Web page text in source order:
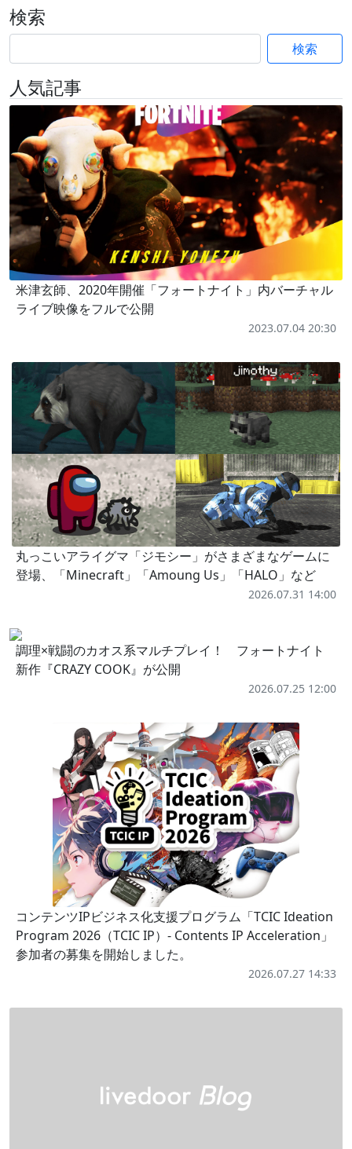
検索
検索
人気記事
米津玄師、2020年開催「フォートナイト」内バーチャル
ライブ映像をフルで公開
2023.07.04 20:30
丸っこいアライグマ「ジモシー」がさまざまなゲームに
登場、「Minecraft」「Amoung Us」「HALO」など
2026.07.31 14:00
調理×戦闘のカオス系マルチプレイ！ フォートナイト
新作『CRAZY COOK』が公開
2026.07.25 12:00
コンテンツIPビジネス化支援プログラム「TCIC Ideation
Program 2026（TCIC IP）- Contents IP Acceleration」
参加者の募集を開始しました。
2026.07.27 14:33